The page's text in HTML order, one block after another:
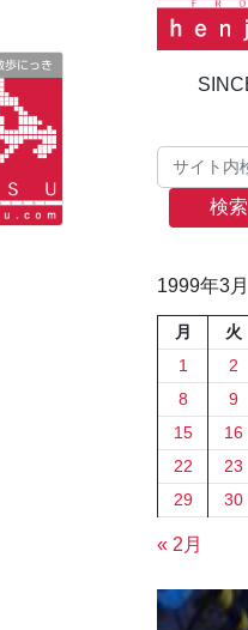
歩にっき
検索
1999年3月
月 火
1
2
8
9
15
16
22
23
29
30
« 2月